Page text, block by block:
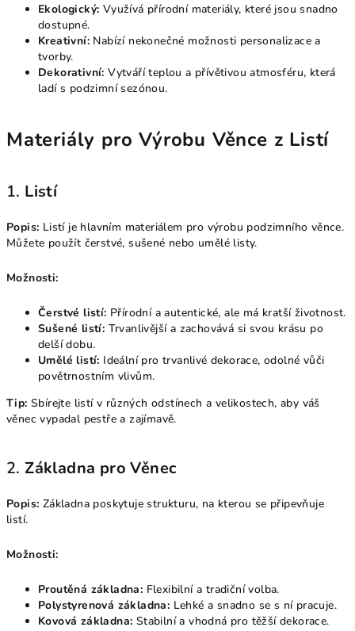
Ekologický: Využívá přírodní materiály, které jsou snadno
dostupné.
Kreativní: Nabízí nekonečné možnosti personalizace a
tvorby.
Dekorativní: Vytváří teplou a přívětivou atmosféru, která
ladí s podzimní sezónou.
Materiály pro Výrobu Věnce z Listí
1. Listí
Popis: Listí je hlavním materiálem pro výrobu podzimního věnce.
Můžete použít čerstvé, sušené nebo umělé listy.
Možnosti:
Čerstvé listí: Přírodní a autentické, ale má kratší životnost.
Sušené listí: Trvanlivější a zachovává si svou krásu po
delší dobu.
Umělé listí: Ideální pro trvanlivé dekorace, odolné vůči
povětrnostním vlivům.
Tip: Sbírejte listí v různých odstínech a velikostech, aby váš
věnec vypadal pestře a zajímavě.
2.Základna pro Věnec
Popis: Základna poskytuje strukturu, na kterou se připevňuje
listí.
Možnosti:
Proutěná základna: Flexibilní a tradiční volba.
Polystyrenová základna: Lehké a snadno se s ní pracuje.
Kovová základna: Stabilní a vhodná pro těžší dekorace.